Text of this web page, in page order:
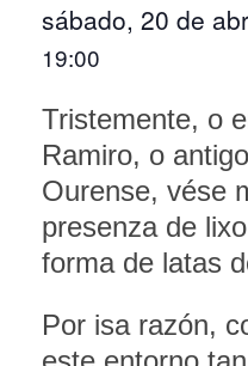
sábado, 20 de
19:00
Tristemente, o
Ramiro, o
Ourense, vése
presenza de
forma de latas
Por isa razón,